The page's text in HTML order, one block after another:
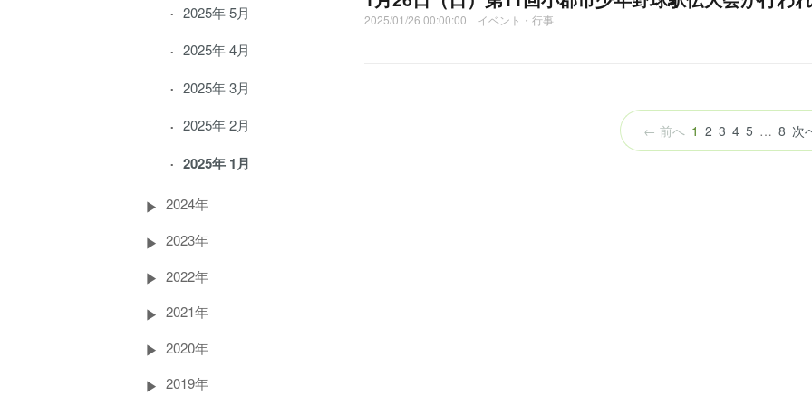
2025年 5月
2025年 4月
2025年 3月
2025年 2月
2025年 1月
2024年
2023年
2022年
2021年
2020年
2019年
2025/01/26 00:00:00 イベント・行事
← 前へ 1 （こ
の
2 3 4 5 … 8 次